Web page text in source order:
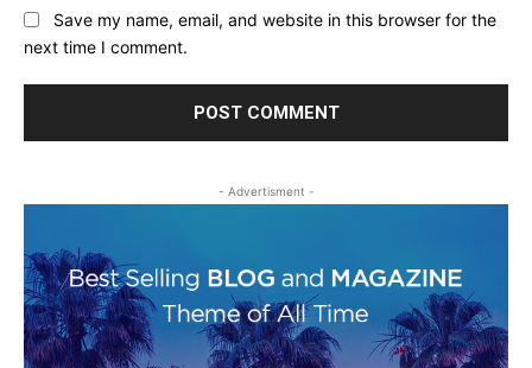
Save my name, email, and website in this browser for the
next time I comment.
- Advertisment -